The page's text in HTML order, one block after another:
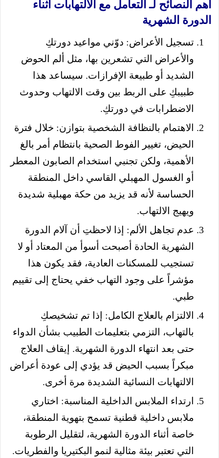
أهم النصائح لـ التعامل مع الالتهابات أثناء
الدورة الشهرية
تسجيل الأعراض: دوّني مواعيد دورتكِ
والأعراض التي تشعرين بها، مثل ألم الحوض
الشديد أو طبيعة الإفرازات. سيساعد هذا
طبيبكِ على الربط بين وقت الالتهاب وحدوث
الاضطرابات في دورتكِ.
الاهتمام بالنظافة الشخصية بتوازن: خلال فترة
الحيض، تغيير الفوط الصحية بانتظام أمر بالغ
الأهمية، ولكن تجنبي استخدام الصابون المعطر
أو الغسول المهبلي القاسي داخل المنطقة
الحساسة لأنه قد يزيد من حكة مهبلية شديدة
ويهيج الالتهاب.
عدم تجاهل الألم: إذا لاحظتِ أن آلام الدورة
الشهرية الحادة أصبحت أسوأ من المعتاد أو لا
تستجيب للمسكنات العادية، فقد يكون هذا
مؤشراً على وجود التهاب خفي يحتاج إلى تقييم
طبي.
الالتزام بالعلاج الكامل: إذا تم تشخيصكِ
بالتهاب، التزمي بتعليمات الطبيب بشأن الدواء
حتى بعد انتهاء الدورة الشهرية. إيقاف العلاج
مبكراً بسبب الحيض قد يؤدي إلى عودة أعراض
الالتهابات النسائية الشديدة مرة أخرى.
ارتداء الملابس الداخلية المناسبة: اختاري
ملابس داخلية قطنية تسمح بتهوية المنطقة،
خاصة أثناء الدورة الشهرية، لتقليل الرطوبة
التي تعتبر بيئة مثالية لنمو البكتيريا والفطريات.